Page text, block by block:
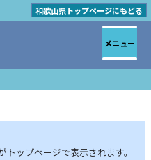
和歌山県トップページにもどる
ップページで表示されます。
メニュー